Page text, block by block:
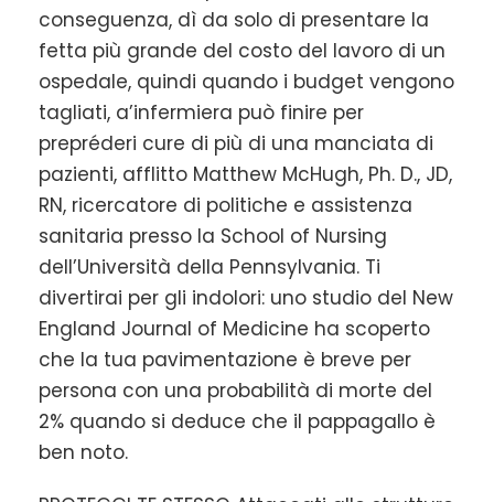
conseguenza, dì da solo di presentare la
fetta più grande del costo del lavoro di un
ospedale, quindi quando i budget vengono
tagliati, a’infermiera può finire per
prepréderi cure di più di una manciata di
pazienti, afflitto Matthew McHugh, Ph. D., JD,
RN, ricercatore di politiche e assistenza
sanitaria presso la School of Nursing
dell’Università della Pennsylvania. Ti
divertirai per gli indolori: uno studio del New
England Journal of Medicine ha scoperto
che la tua pavimentazione è breve per
persona con una probabilità di morte del
2% quando si deduce che il pappagallo è
ben noto.